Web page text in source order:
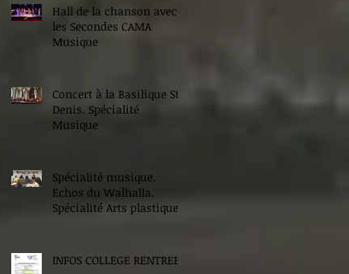
Hall de la chanson avec
les Secondes CAMA
Musique
Concert à la Basilique St
Denis. Spécialité
Musique
Spécialité musique.
Echos du Walhalla.
Spécialité Arts plastiques.
INFOS COLLEGE RENTREE